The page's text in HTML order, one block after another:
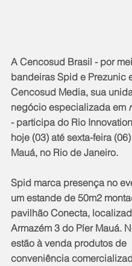
A Cencosud Brasil - por
bandeiras Spid e Prezunic
Cencosud Media, sua
negócio especializada em
- participa do Rio
hoje (03) até sexta-feira
Mauá, no Rio de Janeiro.
Spid marca presença no
um estande de 50m2
pavilhão Conecta,
Armazém 3 do Píer Mauá.
estão à venda produtos de
conveniência